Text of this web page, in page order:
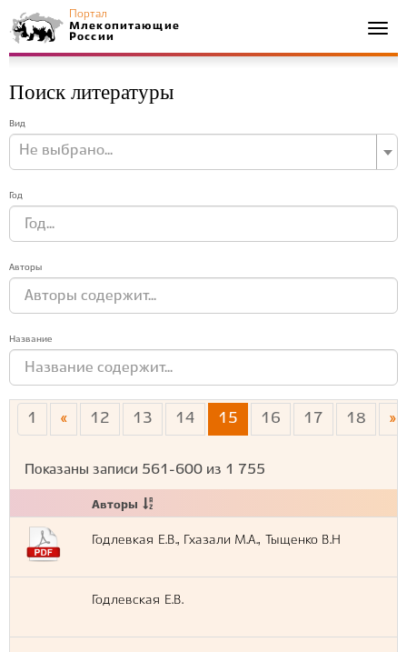
Портал
Млекопитающие
России
Поиск литературы
Вид
Не выбрано...
Год
Авторы
Название
1 « 12 13 14 15 16 17 18 »
Показаны записи 561-600 из 1 755
Авторы
Годлевкая Е.В., Гхазали М.А., Тыщенко В.Н
Годлевская Е.В.